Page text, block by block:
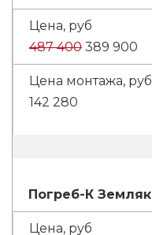
487 400 389 900
142 280
Погреб-К